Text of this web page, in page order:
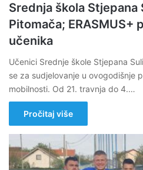
Srednja škola Stjepana
Pitomača; ERASMUS+
učenika
Učenici Srednje škole Stjepana
se za sudjelovanje u ovogodišnje
mobilnosti. Od 21. travnja do 4.…
Pročitaj više